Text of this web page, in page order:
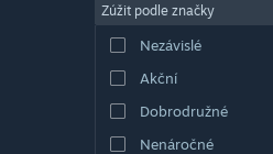
Evropská španělština
Latin. španělština
Řečtina
Zúžit podle značky
Nezávislé
Akční
Dobrodružné
Nenáročné